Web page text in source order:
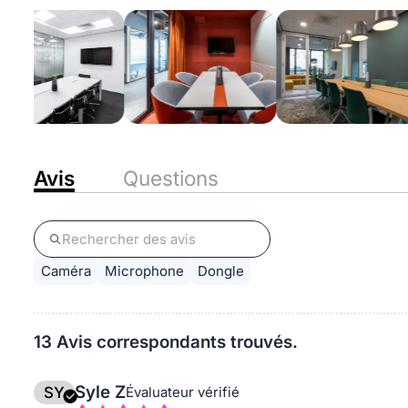
Avis Questions
Caméra Microphone Dongle
13 Avis correspondants trouvés.
SY Syle ZÉvaluateur vérifié